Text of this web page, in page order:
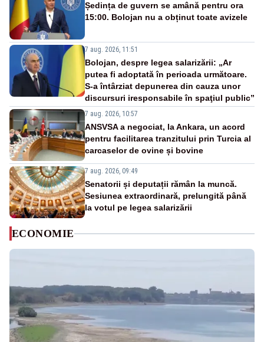
Ședința de guvern se amână pentru ora
15:00. Bolojan nu a obținut toate avizele
7 aug. 2026, 11:51
Bolojan, despre legea salarizării: „Ar
putea fi adoptată în perioada următoare.
S-a întârziat depunerea din cauza unor
discursuri iresponsabile în spaţiul public”
7 aug. 2026, 10:57
ANSVSA a negociat, la Ankara, un acord
pentru facilitarea tranzitului prin Turcia al
carcaselor de ovine și bovine
7 aug. 2026, 09:49
Senatorii și deputații rămân la muncă.
Sesiunea extraordinară, prelungită până
la votul pe legea salarizării
ECONOMIE